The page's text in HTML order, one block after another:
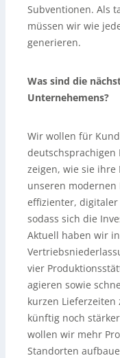
Subventionen. Als
müssen wir wie
generieren.
Was sind die
Unternehemens?
Wir wollen für
deutschsprachigen
zeigen, wie sie
unseren modernen
effizienter,
sodass sich die
Aktuell haben wir in
vier
agieren sowie
kurzen
künftig noch
wollen wir mehr
Standorten